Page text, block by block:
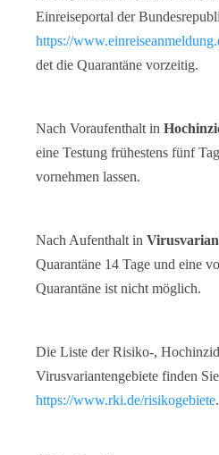
Einreiseportal der
https://
det die Quarantäne vorzeitig.
Nach Voraufenthalt in
eine Testung frühestens fünf
vornehmen lassen.
Nach Aufenthalt in
Quarantäne 14 Tage und eine
Quarantäne ist nicht möglich.
Die Liste der Risiko-,
Virusvariantengebiete finden
https://www.rki.de/risikogebiete.